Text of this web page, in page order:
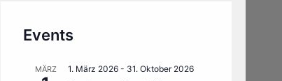
Events
MÄRZ 1. März 2026 - 31. Oktober 2026